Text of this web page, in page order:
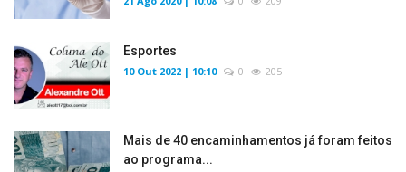
Esportes
10 Out 2022 | 10:10 0 205
Mais de 40 encaminhamentos já foram feitos
ao programa...